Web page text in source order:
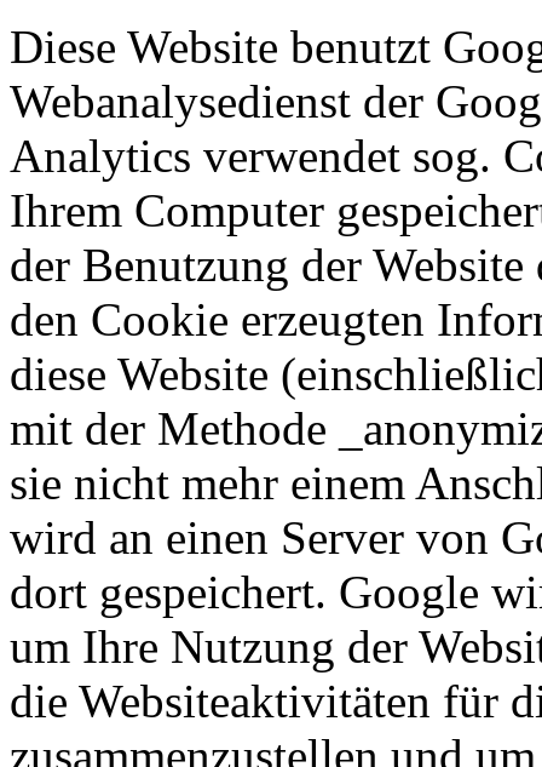
Diese Website benutzt
Webanalysedienst der
Analytics verwendet sog.
Ihrem Computer
der Benutzung der
den Cookie erzeugten
diese Website
mit der Methode
sie nicht mehr einem
wird an einen Server von
dort gespeichert. Google
um Ihre Nutzung der
die Websiteaktivitäten für
zusammenzustellen und